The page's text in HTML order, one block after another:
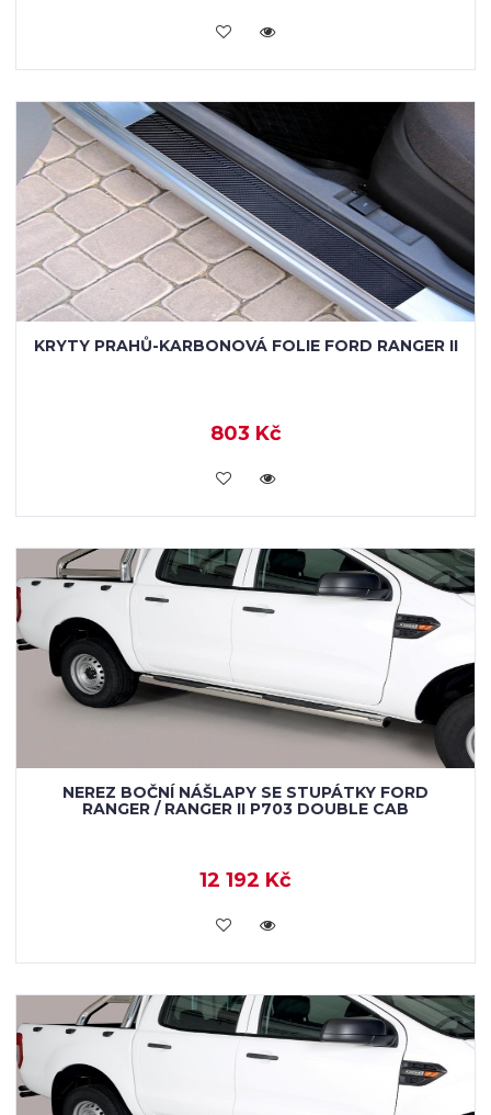
KOUPIT
KRYTY PRAHŮ-KARBONOVÁ FOLIE FORD RANGER II
803 Kč
KOUPIT
NEREZ BOČNÍ NÁŠLAPY SE STUPÁTKY FORD
RANGER / RANGER II P703 DOUBLE CAB
12 192 Kč
KOUPIT